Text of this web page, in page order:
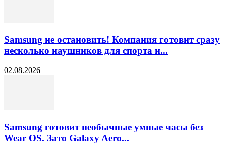
Samsung не остановить! Компания готовит сразу
несколько наушников для спорта и...
02.08.2026
Samsung готовит необычные умные часы без
Wear OS. Зато Galaxy Aero...